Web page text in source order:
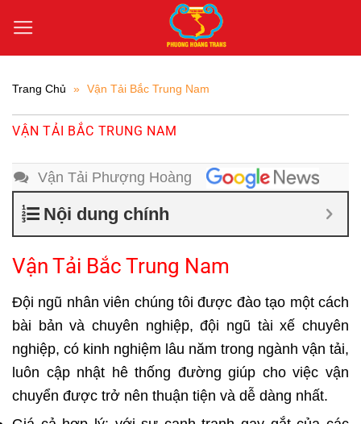
qua
nội
dung
Trang Chủ » Vận Tải Bắc Trung Nam
VẬN TẢI BẮC TRUNG NAM
Vận Tải Phượng Hoàng
Nội dung chính
Vận Tải Bắc Trung Nam
Đội ngũ nhân viên chúng tôi được đào tạo một cách
bài bản và chuyên nghiệp, đội ngũ tài xế chuyên
nghiệp, có kinh nghiệm lâu năm trong ngành vận tải,
luôn cập nhật hê thống đường giúp cho việc vận
chuyển được trở nên thuận tiện và dễ dàng nhất.